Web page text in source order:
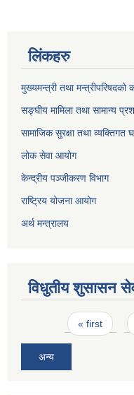
लिंकहरु
मुख्यमन्त्री तथा मन्त्रीपरिषदको
सङ्घीय मामिला तथा सामान्य
सामाजिक सुरक्षा तथा व्यक्तिगत
लोक सेवा आयोग
केन्द्रीय पञ्जीकरण विभाग
राष्ट्रिय योजना आयोग
अर्थ मन्त्रालय
विधुतीय शुसासन
Pages« first
अन्य